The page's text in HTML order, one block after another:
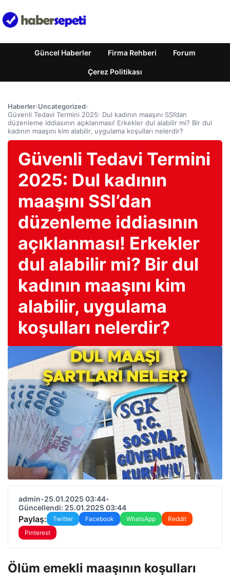
Güncel Haberler Firma Rehberi Forum
Çerez Politikası
Haberler›Uncategorized›
Güvenli Tedavi Termini 2025: Dul kadının maaşını SSI’dan
düzenleme iddiasının açıklanması! Erkekler dul alabilir mi? Bir dul
kadının maaşını kim alabilir, uygulama koşulları nelerdir?
Güvenli Tedavi Termini
2025: Dul kadının
maaşını SSI’dan
düzenleme iddiasının
açıklanması! Erkekler
dul alabilir mi? Bir dul
kadının maaşını kim
alabilir, uygulama
koşulları nelerdir?
admin•25.01.2025 03:44•
Güncellendi: 25.01.2025 03:44
Paylaş: Twitter Facebook WhatsApp
Reddit
Pinterest
Ölüm emekli maaşının koşulları